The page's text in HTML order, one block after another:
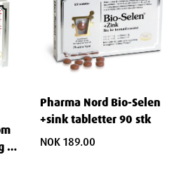
60
Pharma Nord Bio-Selen
+sink tabletter 90 stk
NOK 189.00